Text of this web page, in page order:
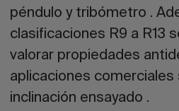
péndulo y tribómetro .
clasificaciones R9 a R13
valorar propiedades
aplicaciones comerciales
inclinación ensayado .